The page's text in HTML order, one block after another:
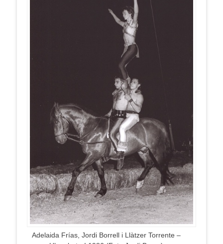
Adelaida Frías, Jordi Borrell i Llàtzer Torrente –